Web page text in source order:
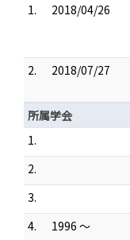
1.
2018/04/26
2.
2018/07/27
所属学会
1.
2.
3.
4.
1996 ～